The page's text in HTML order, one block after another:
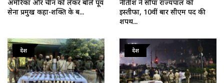
अमेरिका और चीन को लेकर बोले पूर्व
सेना प्रमुख कहा-शक्ति के ब...
नीतीश ने सौंपा राज्यपाल को
इस्तीफा, 10वीं बार सीएम पद की
शपथ...
देश देश